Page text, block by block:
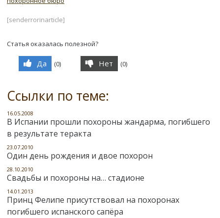
[senderrorinarticle]
Статья оказалась полезной?
Да (0) Нет (0)
Ссылки по теме:
16.05.2008
В Испании прошли похороны жандарма, погибшего
в результате теракта
23.07.2010
Один день рождения и двое похорон
28.10.2010
Свадьбы и похороны на… стадионе
14.01.2013
Принц Фелипе присутствовал на похоронах
погибшего испанского сапёра